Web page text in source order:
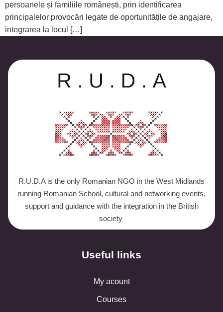
persoanele și familiile românești, prin identificarea
principalelor provocări legate de oportunitățile de angajare,
integrarea la locul […]
R.U.D.A is the only Romanian NGO in the West Midlands
running Romanian School, cultural and networking events,
support and guidance with the integration in the British
society
Useful links
My acount
Courses